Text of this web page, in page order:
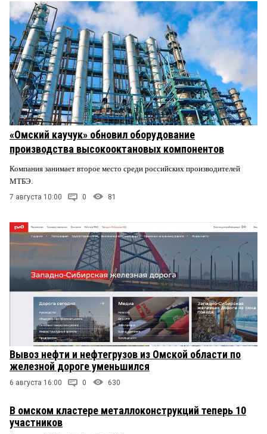
«Омский каучук» обновил оборудование
производства высокооктановых компонентов
Компания занимает второе место среди российских производителей
МТБЭ.
7 августа 10:00 0 81
Вывоз нефти и нефтегрузов из Омской области по
железной дороге уменьшился
6 августа 16:00 0 630
В омском кластере металлоконструкций теперь 10
участников